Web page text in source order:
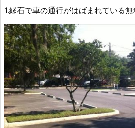
1.縁石で車の通行がはばまれている